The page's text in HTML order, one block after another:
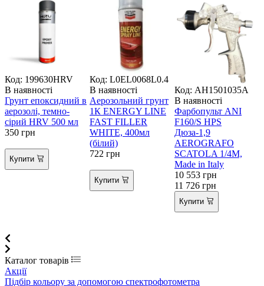
Код: 199630HRV
В наявності
Грунт епоксидний в
аерозолі, темно-
сірий HRV 500 мл
350 грн
Купити
Код: L0EL0068L0.4
В наявності
Аерозольний грунт
1К ENERGY LINE
FAST FILLER
WHITE, 400мл
(білий)
722 грн
Купити
Код: AH1501035A
В наявності
Фарбопульт ANI
F160/S HPS
Дюза-1,9
AEROGRAFO
SCATOLA 1/4M,
Made in Italy
10 553 грн
11 726 грн
Купити
Каталог товарів
Акції
Підбір кольору за допомогою спектрофотометра